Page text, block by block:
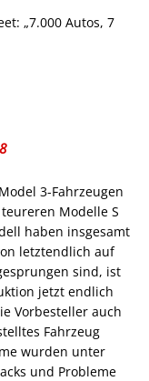
„7.000 Autos, 7
3-Fahrzeugen
Modelle S
haben insgesamt
letztendlich auf
sind, ist
jetzt endlich
Vorbesteller auch
Fahrzeug
wurden unter
und Probleme